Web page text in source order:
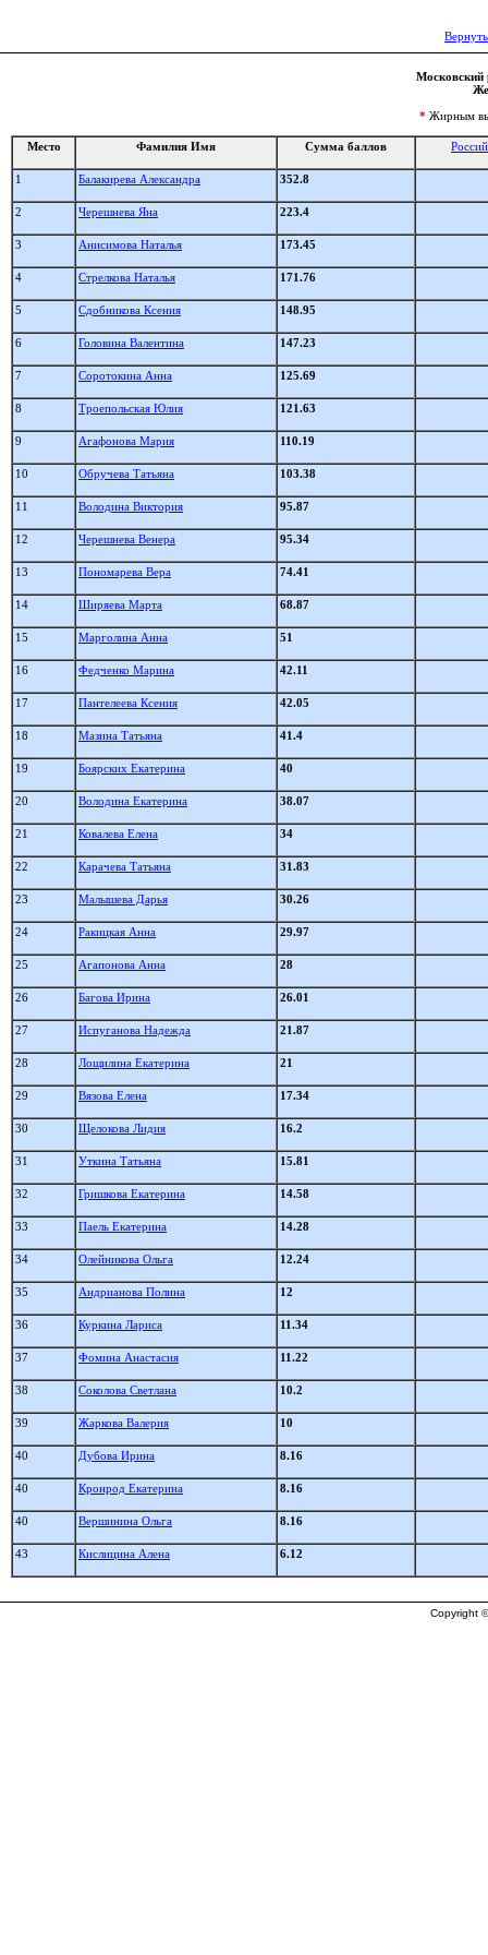
Московский
* Жирным
Место Фамилия Имя Сумма баллов
1 Балакирева Александра 352.8
2 Черешнева Яна 223.4
3 Анисимова Наталья 173.45
4 Стрелкова Наталья 171.76
5 Сдобникова Ксения 148.95
6 Головина Валентина 147.23
7 Соротокина Анна 125.69
8 Троепольская Юлия 121.63
9 Агафонова Мария 110.19
10 Обручева Татьяна 103.38
11 Володина Виктория 95.87
12 Черешнева Венера 95.34
13 Пономарева Вера 74.41
14 Ширяева Марта 68.87
15 Марголина Анна 51
16 Федченко Марина 42.11
17 Пантелеева Ксения 42.05
18 Мазина Татьяна 41.4
19 Боярских Екатерина 40
20 Володина Екатерина 38.07
21 Ковалева Елена 34
22 Карачева Татьяна 31.83
23 Малышева Дарья 30.26
24 Ракицкая Анна 29.97
25 Агапонова Анна 28
26 Багова Ирина 26.01
27 Испуганова Надежда 21.87
28 Лощилина Екатерина 21
29 Вязова Елена 17.34
30 Щелокова Лидия 16.2
31 Уткина Татьяна 15.81
32 Гришкова Екатерина 14.58
33 Паель Екатерина 14.28
34 Олейникова Ольга 12.24
35 Андрианова Полина 12
36 Куркина Лариса 11.34
37 Фомина Анастасия 11.22
38 Соколова Светлана 10.2
39 Жаркова Валерия 10
40 Дубова Ирина 8.16
40 Кронрод Екатерина 8.16
40 Вершинина Ольга 8.16
43 Кислицина Алена 6.12
Copyright